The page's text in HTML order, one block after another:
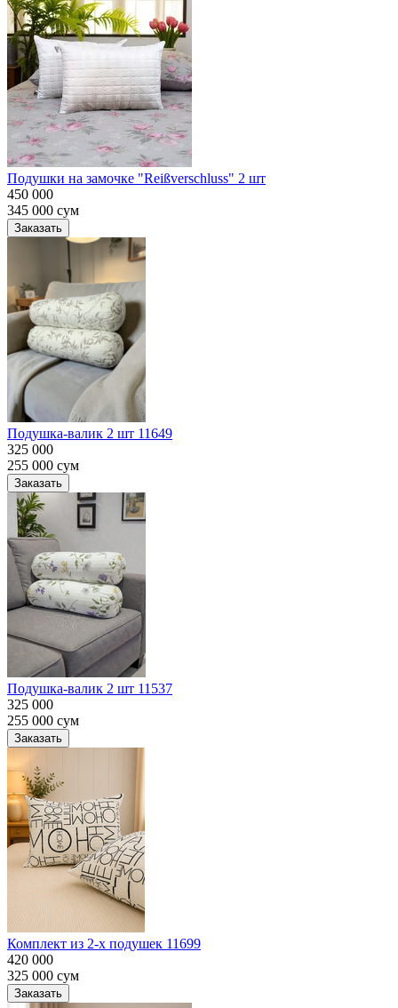
Подушки на замочке "Reißverschluss" 2 шт
450 000
345 000 сум
Заказать
Подушка-валик 2 шт 11649
325 000
255 000 сум
Заказать
Подушка-валик 2 шт 11537
325 000
255 000 сум
Заказать
Комплект из 2-х подушек 11699
420 000
325 000 сум
Заказать